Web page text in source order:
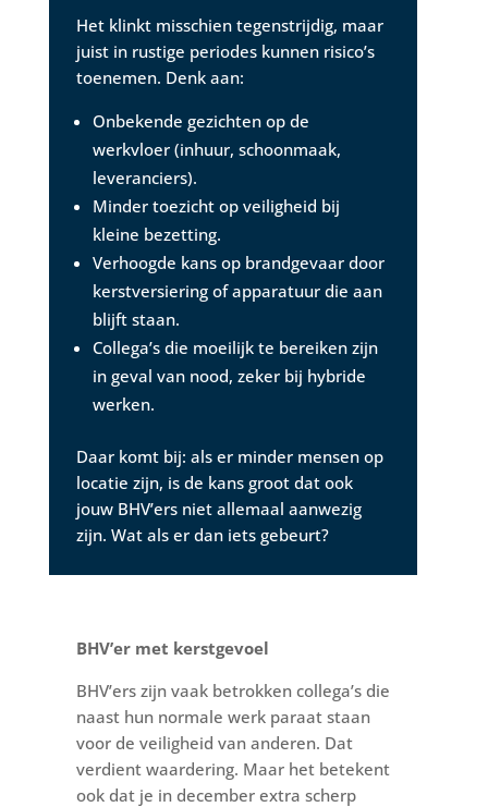
Het klinkt misschien tegenstrijdig, maar
juist in rustige periodes kunnen risico’s
toenemen. Denk aan:
Onbekende gezichten op de
werkvloer (inhuur, schoonmaak,
leveranciers).
Minder toezicht op veiligheid bij
kleine bezetting.
Verhoogde kans op brandgevaar door
kerstversiering of apparatuur die aan
blijft staan.
Collega’s die moeilijk te bereiken zijn
in geval van nood, zeker bij hybride
werken.
Daar komt bij: als er minder mensen op
locatie zijn, is de kans groot dat ook
jouw BHV’ers niet allemaal aanwezig
zijn. Wat als er dan iets gebeurt?
BHV’er met kerstgevoel
BHV’ers zijn vaak betrokken collega’s die
naast hun normale werk paraat staan
voor de veiligheid van anderen. Dat
verdient waardering. Maar het betekent
ook dat je in december extra scherp